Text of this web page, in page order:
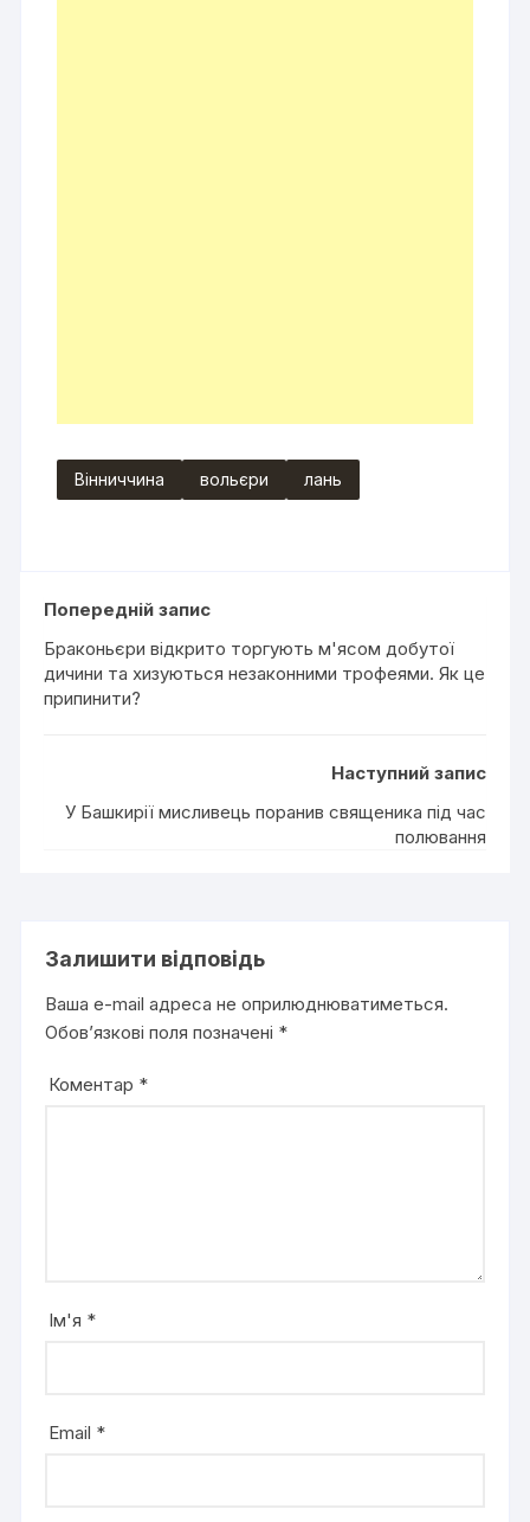
Вінниччина вольєри лань
Попередній запис
Браконьєри відкрито торгують м'ясом добутої
дичини та хизуються незаконними трофеями. Як це
припинити?
Наступний запис
У Башкирії мисливець поранив священика під час
полювання
Залишити відповідь
Ваша e-mail адреса не оприлюднюватиметься.
Обов’язкові поля позначені *
Коментар *
Ім'я *
Email *